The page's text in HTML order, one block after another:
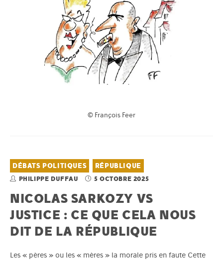
© François Feer
DÉBATS POLITIQUES RÉPUBLIQUE
PHILIPPE DUFFAU 5 OCTOBRE 2025
NICOLAS SARKOZY VS
JUSTICE : CE QUE CELA NOUS
DIT DE LA RÉPUBLIQUE
Les « pères » ou les « mères » la morale pris en faute Cette